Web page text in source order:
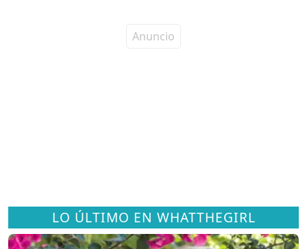
LO ÚLTIMO EN WHATTHEGIRL